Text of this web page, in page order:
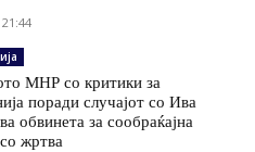
МНР со критики за
поради случајот со Ива
обвинета за сообраќајна
жртва